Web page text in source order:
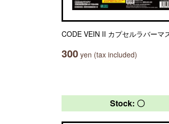
CODE VEIN II カプセルラバーマ
300 yen (tax included)
Stock: 〇